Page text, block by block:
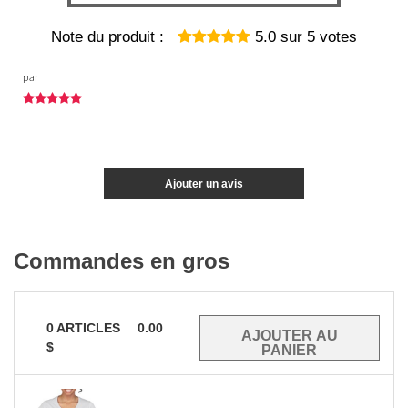
Note du produit : 5.0 sur 5 votes
par
Ajouter un avis
Commandes en gros
0ARTICLES
0.00
$